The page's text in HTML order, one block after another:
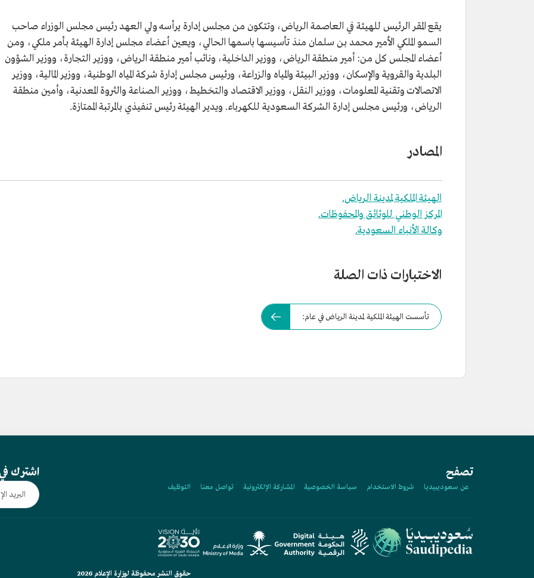
يقع المقر الرئيس للهيئة في العاصمة الرياض، وتتكون من مجلس إدارة يرأسه ولي العهد رئيس مجلس الوزراء صاحب
السمو الملكي الأمير محمد بن سلمان منذ تأسيسها باسمها الحالي، ويعين أعضاء مجلس إدارة الهيئة بأمر ملكي، ومن
أعضاء المجلس كل من: أمير منطقة الرياض، ووزير الداخلية، ونائب أمير منطقة الرياض، ووزير التجارة، ووزير الشؤون
البلدية والقروية والإسكان، ووزير البيئة والمياه والزراعة، ورئيس مجلس إدارة شركة المياه الوطنية، ووزير المالية، ووزير
الاتصالات وتقنية المعلومات، ووزير النقل، ووزير الاقتصاد والتخطيط، ووزير الصناعة والثروة المعدنية، وأمين منطقة
الرياض، ورئيس مجلس إدارة الشركة السعودية للكهرباء. ويدير الهيئة رئيس تنفيذي بالمرتبة الممتازة.
المصادر
الهيئة الملكية لمدينة الرياض.
المركز الوطني للوثائق والمحفوظات.
وكالة الأنباء السعودية.
الاختبارات ذات الصلة
تأسست الهيئة الملكية لمدينة الرياض في عام:
تصفح
عن سعوديبيديا شروط الاستخدام سياسة الخصوصية المشاركة الإلكترونية تواصل معنا التوظيف
اشترك
حقوق النشر محفوظة لوزارة الإعلام 2026